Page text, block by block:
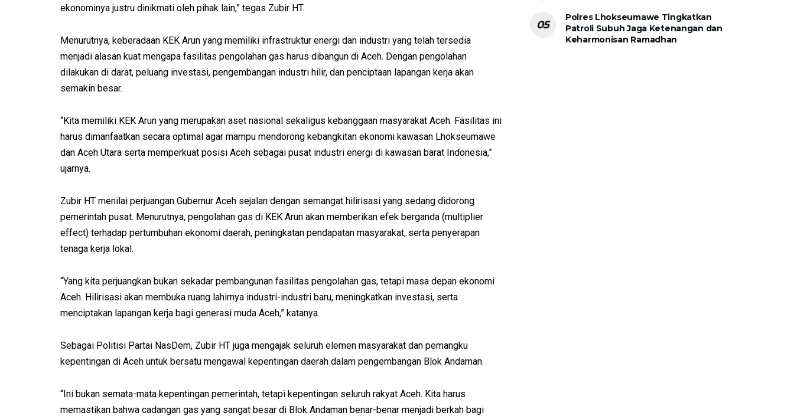
ekonominya justru dinikmati oleh pihak lain,” tegas Zubir HT.
Menurutnya, keberadaan KEK Arun yang memiliki infrastruktur energi dan industri yang telah tersedia
menjadi alasan kuat mengapa fasilitas pengolahan gas harus dibangun di Aceh. Dengan pengolahan
dilakukan di darat, peluang investasi, pengembangan industri hilir, dan penciptaan lapangan kerja akan
semakin besar.
“Kita memiliki KEK Arun yang merupakan aset nasional sekaligus kebanggaan masyarakat Aceh. Fasilitas ini
harus dimanfaatkan secara optimal agar mampu mendorong kebangkitan ekonomi kawasan Lhokseumawe
dan Aceh Utara serta memperkuat posisi Aceh sebagai pusat industri energi di kawasan barat Indonesia,”
ujarnya.
Zubir HT menilai perjuangan Gubernur Aceh sejalan dengan semangat hilirisasi yang sedang didorong
pemerintah pusat. Menurutnya, pengolahan gas di KEK Arun akan memberikan efek berganda (multiplier
effect) terhadap pertumbuhan ekonomi daerah, peningkatan pendapatan masyarakat, serta penyerapan
tenaga kerja lokal.
“Yang kita perjuangkan bukan sekadar pembangunan fasilitas pengolahan gas, tetapi masa depan ekonomi
Aceh. Hilirisasi akan membuka ruang lahirnya industri-industri baru, meningkatkan investasi, serta
menciptakan lapangan kerja bagi generasi muda Aceh,” katanya.
Sebagai Politisi Partai NasDem, Zubir HT juga mengajak seluruh elemen masyarakat dan pemangku
kepentingan di Aceh untuk bersatu mengawal kepentingan daerah dalam pengembangan Blok Andaman.
“Ini bukan semata-mata kepentingan pemerintah, tetapi kepentingan seluruh rakyat Aceh. Kita harus
memastikan bahwa cadangan gas yang sangat besar di Blok Andaman benar-benar menjadi berkah bagi
Polres Lhokseumawe Tingkatkan
Patroli Subuh Jaga Ketenangan dan
Keharmonisan Ramadhan